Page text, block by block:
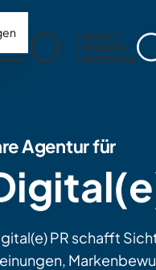
Agentur für
PR schafft